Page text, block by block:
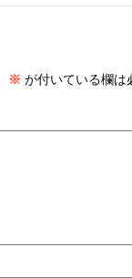
※ が付いている欄は